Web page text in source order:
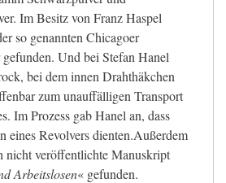
Im Besitz von Franz Haspel
so genannten Chicagoer
Und bei Stefan Hanel
bei dem innen Drahthäkchen
zum unauffälligen Transport
Im Prozess gab Hanel an, dass
eines Revolvers dienten.Außerdem
nicht veröffentlichte Manuskript
Arbeitslosen« gefunden.